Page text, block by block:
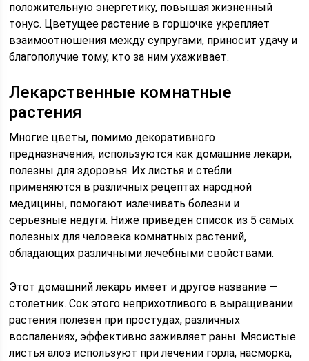
положительную энергетику, повышая жизненный
тонус. Цветущее растение в горшочке укрепляет
взаимоотношения между супругами, приносит удачу и
благополучие тому, кто за ним ухаживает.
Лекарственные комнатные
растения
Многие цветы, помимо декоративного
предназначения, используются как домашние лекари,
полезны для здоровья. Их листья и стебли
применяются в различных рецептах народной
медицины, помогают излечивать болезни и
серьезные недуги. Ниже приведен список из 5 самых
полезных для человека комнатных растений,
обладающих различными лечебными свойствами.
Этот домашний лекарь имеет и другое название —
столетник. Сок этого неприхотливого в выращивании
растения полезен при простудах, различных
воспалениях, эффективно заживляет раны. Мясистые
листья алоэ используют при лечении горла, насморка,